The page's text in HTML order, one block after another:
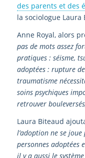
des parents et des
la sociologue Laura
Anne Royal, alors
pas de mots assez
pratiques : séisme,
adoptées : rupture
traumatisme
soins psychiques
retrouver
Laura Biteaud
l’adoption ne se
personnes adoptées
il y a aussi le